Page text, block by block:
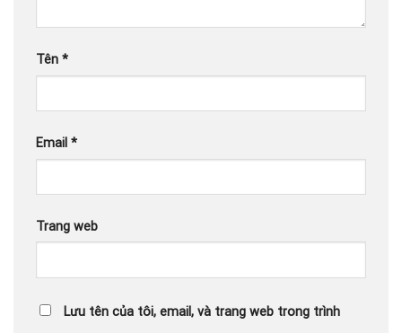
Tên *
Email *
Trang web
Lưu tên của tôi, email, và trang web trong trình